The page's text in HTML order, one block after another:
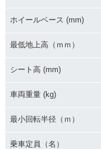
ホイールベース (mm)
最低地上高（ｍｍ）
シート高 (mm)
車両重量 (kg)
最小回転半径（ｍ）
乗車定員（名）